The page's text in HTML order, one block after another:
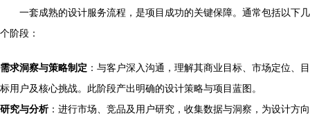
一套成熟的设计服务流程，是项目成功的关键保障。通常包括以下几
个阶段：
需求洞察与策略制定 ：与客户深入沟通，理解其商业目标、市场定位、目
标用户及核心挑战。此阶段产出明确的设计策略与项目蓝图。
研究与分析：进行市场、竞品及用户研究，收集数据与洞察，为设计方向